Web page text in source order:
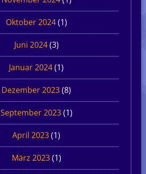
Oktober 2024(1)
Juni 2024(3)
Januar 2024(1)
Dezember 2023(8)
September 2023(1)
April 2023(1)
März 2023(1)